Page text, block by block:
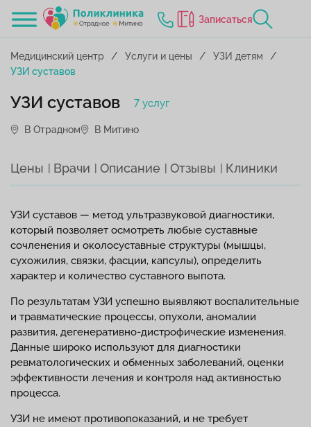
Записаться
Медицинский центр Услуги и цены
УЗИ детям
УЗИ суставов
УЗИ суставов 7 услуг
В Отрадном В Митино
Цены Врачи Описание Отзывы Клиники
УЗИ суставов — метод ультразвуковой диагностики,
который позволяет осмотреть любые суставные
сочленения и околосуставные структуры (мышцы,
сухожилия, связки, фасции, капсулы), определить
характер и количество суставного выпота.
По результатам УЗИ успешно выявляют воспалительные
и травматические процессы, опухоли, аномалии
развития, дегенеративно-дистрофические изменения.
Данные широко используют для диагностики
ревматологических и обменных заболеваний, оценки
эффективности лечения и контроля над активностью
процесса.
УЗИ не имеют противопоказаний, и не требует